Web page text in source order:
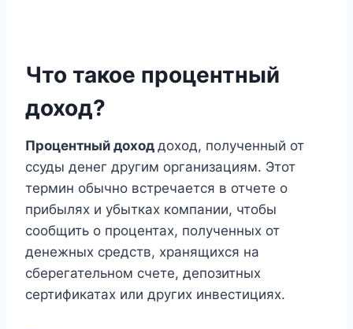
Что такое процентный
доход?
Процентный доход доход, полученный от
ссуды денег другим организациям. Этот
термин обычно встречается в отчете о
прибылях и убытках компании, чтобы
сообщить о процентах, полученных от
денежных средств, хранящихся на
сберегательном счете, депозитных
сертификатах или других инвестициях.